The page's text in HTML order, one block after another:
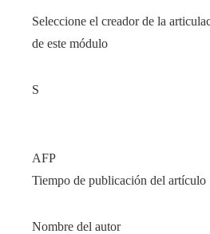
Seleccione el creador de la
de este módulo
S
AFP
Tiempo de publicación del artículo
Nombre del autor